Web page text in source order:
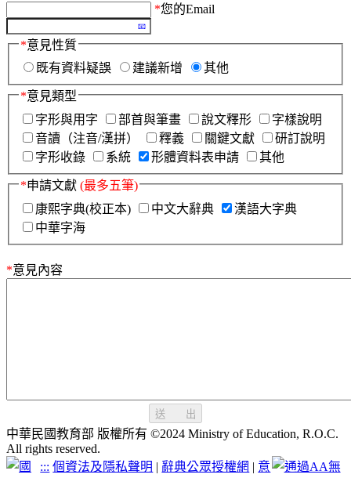
*您的Email
*意見性質
既有資料疑誤
建議新增 其他
*意見類型
字形與用字
部首與筆畫 說文釋形
字樣說明
音讀（注音/漢拼）
釋義 關鍵文獻
研訂說明
字形收錄
系統 形體資料表申請 其他
*申請文獻 (最多五筆)
康熙字典(校正本)
中文大辭典
漢語大字典
中華字海
*意見內容
送 出
中華民國教育部 版權所有 ©2024 Ministry of Education, R.O.C.
All rights reserved.
::: 個資法及隱私聲明 | 辭典公眾授權網 | 意